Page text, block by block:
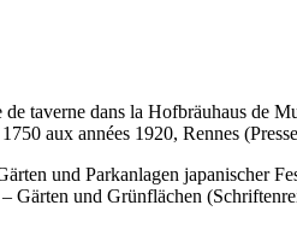
taverne dans la Hofbräuhaus
aux années 1920, Rennes
und Parkanlagen
Gärten und Grünflächen